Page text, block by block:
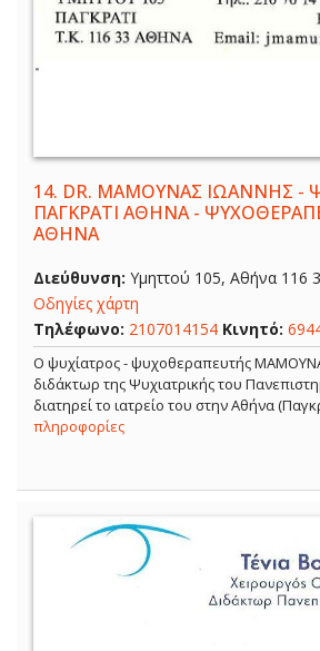
14. DR. ΜΑΜΟΥΝΑΣ ΙΩΑΝΝΗΣ -
ΠΑΓΚΡΑΤΙ ΑΘΗΝΑ -
ΑΘΗΝΑ
Διεύθυνση: Υμηττού 105, Αθήνα 116
Οδηγίες χάρτη
Τηλέφωνο: 2107014154 Κινητό:
Ο ψυχίατρος - ψυχοθεραπευτής
διδάκτωρ της Ψυχιατρικής του
διατηρεί το ιατρείο του στην Αθήνα
πληροφορίες